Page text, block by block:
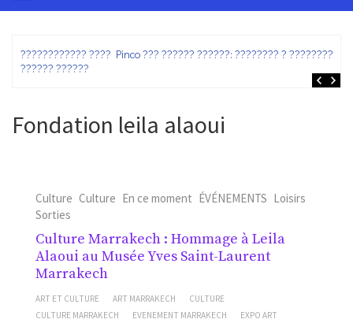
???????????? ???? Pinco ??? ?????? ??????: ???????? ? ???????? ?
?????? ??????
Fondation leila alaoui
Culture Culture En ce moment ÉVÉNEMENTS Loisirs
Sorties
Culture Marrakech : Hommage à Leila
Alaoui au Musée Yves Saint-Laurent
Marrakech
ART ET CULTURE ART MARRAKECH
CULTURE
CULTURE MARRAKECH
EVENEMENT MARRAKECH
EXPO ART